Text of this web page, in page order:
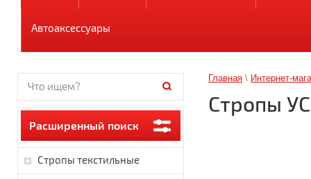
Автоаксессуары
Главная \ Интернет-
Стропы
Расширенный поиск
Стропы текстильные